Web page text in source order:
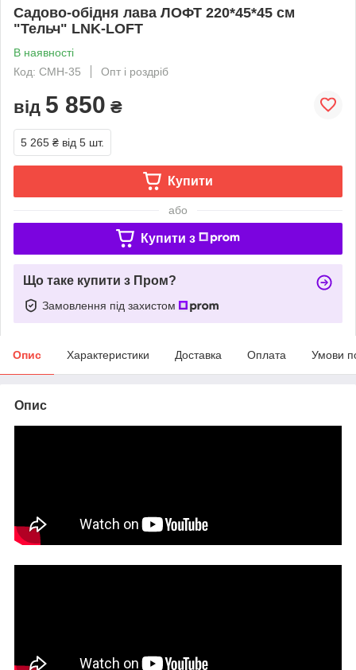
Садово-обідня лава ЛОФТ 220*45*45 см
"Тельч" LNK-LOFT
В наявності
Код: СМН-35
Опт і роздріб
від 5 850 ₴
5 265 ₴ від 5 шт.
Купити
або
Купити з
Що таке купити з Пром?
Замовлення під захистом
Опис Характеристики Доставка Оплата Умови
Опис